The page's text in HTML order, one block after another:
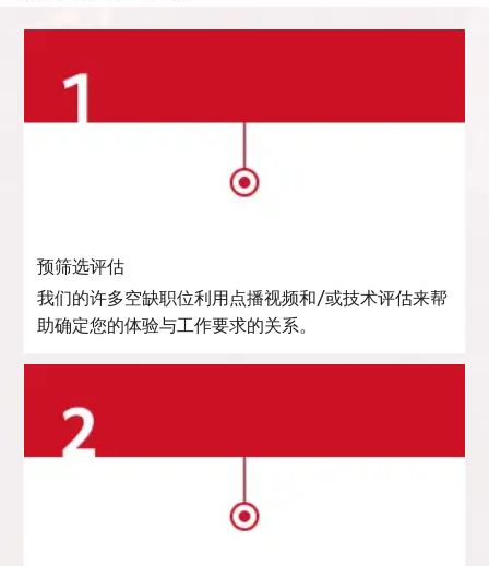
预筛选评估
我们的许多空缺职位利用点播视频和/或技术评估来帮
助确定您的体验与工作要求的关系。